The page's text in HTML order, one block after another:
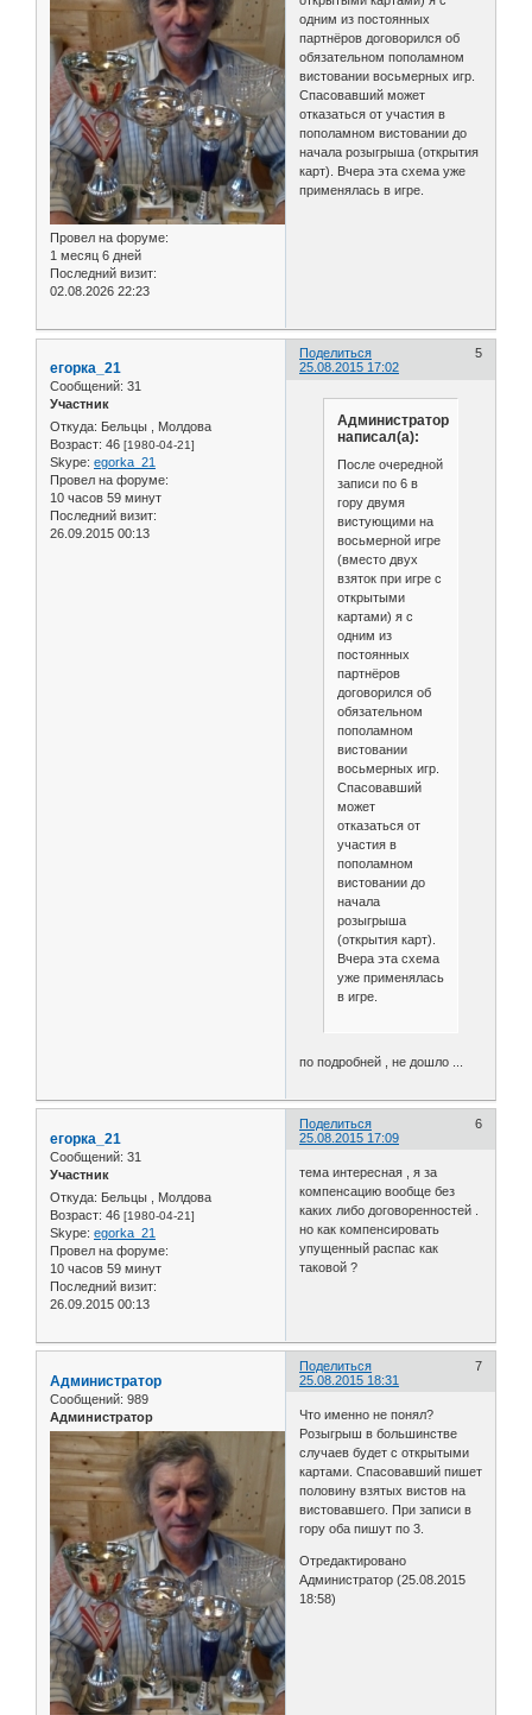
Провел на форуме:
1 месяц 6 дней
Последний визит:
02.08.2026 22:23
одним из постоянных
партнёров договорился об
обязательном пополамном
вистовании восьмерных игр.
Спасовавший может
отказаться от участия в
пополамном вистовании до
начала розыгрыша (открытия
карт). Вчера эта схема уже
применялась в игре.
Поделиться
5
25.08.2015 17:02
егорка_21
Сообщений: 31
Участник
Откуда: Бельцы , Молдова
Возраст: 46 [1980-04-21]
Skype: egorka_21
Провел на форуме:
10 часов 59 минут
Последний визит:
26.09.2015 00:13
Администратор
написал(а):
После очередной
записи по 6 в
гору двумя
вистующими на
восьмерной игре
(вместо двух
взяток при игре с
открытыми
картами) я с
одним из
постоянных
партнёров
договорился об
обязательном
пополамном
вистовании
восьмерных игр.
Спасовавший
может
отказаться от
участия в
пополамном
вистовании до
начала
розыгрыша
(открытия карт).
Вчера эта схема
уже применялась
в игре.
по подробней , не дошло ...
Поделиться
6
25.08.2015 17:09
егорка_21
Сообщений: 31
Участник
Откуда: Бельцы , Молдова
Возраст: 46 [1980-04-21]
Skype: egorka_21
Провел на форуме:
10 часов 59 минут
Последний визит:
26.09.2015 00:13
тема интересная , я за
компенсацию вообще без
каких либо договоренностей .
но как компенсировать
упущенный распас как
таковой ?
Поделиться
7
25.08.2015 18:31
Администратор
Сообщений: 989
Администратор
Что именно не понял?
Розыгрыш в большинстве
случаев будет с открытыми
картами. Спасовавший пишет
половину взятых вистов на
вистовавшего. При записи в
гору оба пишут по 3.
Отредактировано
Администратор (25.08.2015
18:58)